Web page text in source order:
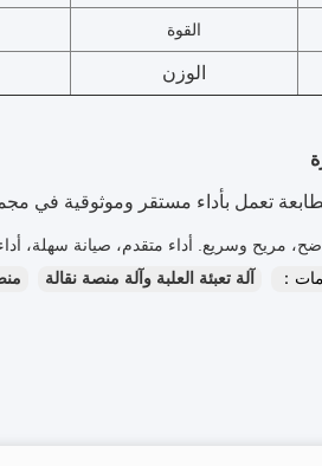
القوة
الوزن
تعمل بأداء مستقر وموثوقية في
مريح وسريع. أداء متقدم، صيانة سهلة، أداء
：
آلة تعبئة العلبة وآلة منصة نقالة